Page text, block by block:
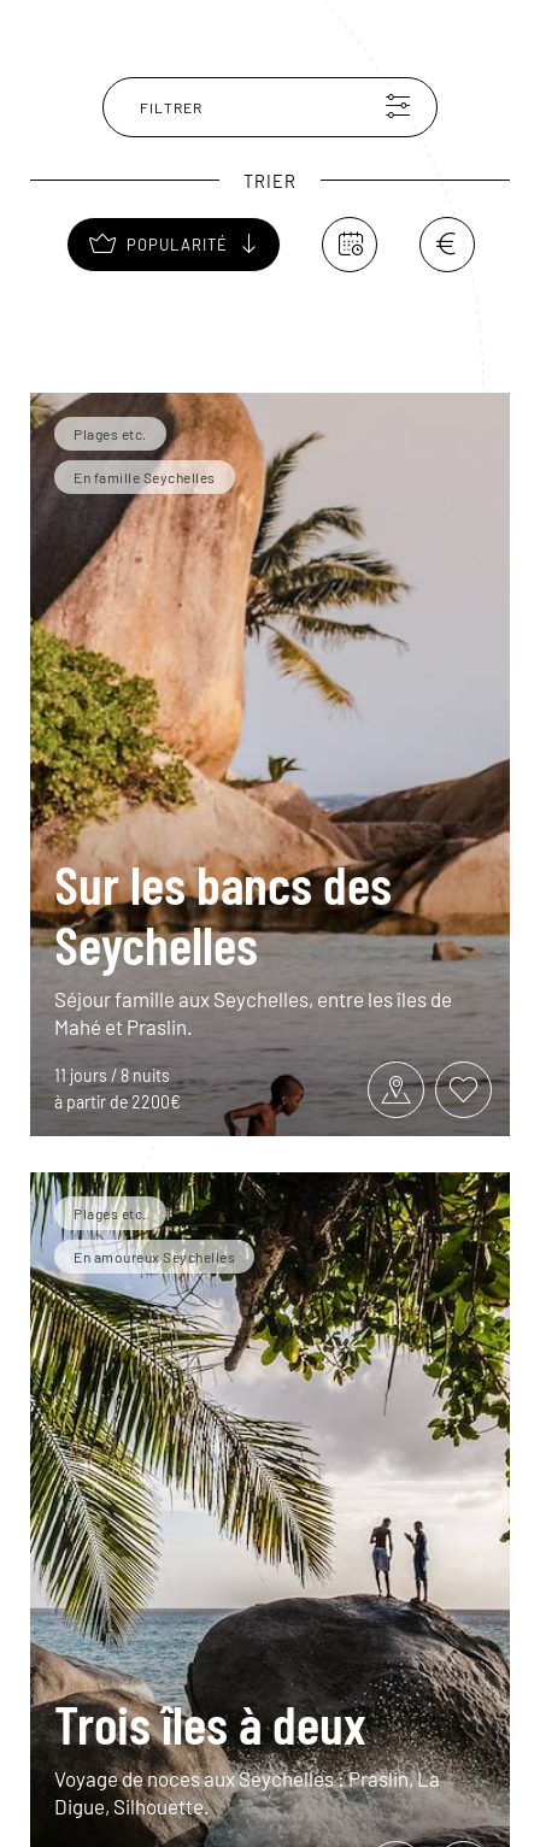
FILTRER
TRIER
POPULARITÉ
Plages etc.
En famille Seychelles
Sur les bancs des
Seychelles
Séjour famille aux Seychelles, entre les îles de
Mahé et Praslin.
11 jours / 8 nuits
à partir de 2200€
Plages etc.
En amoureux Seychelles
Trois îles à deux
Voyage de noces aux Seychelles : Praslin, La
Digue, Silhouette.